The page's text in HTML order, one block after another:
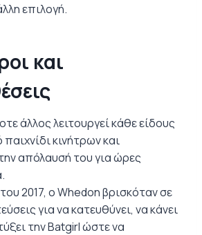
επιλογή.
και
άλλος λειτουργεί κάθε είδους
κινήτρων και
απόλαυσή του για ώρες
2017, ο Whedon βρισκόταν σε
για να κατευθύνει, να κάνει
την Batgirl ώστε να